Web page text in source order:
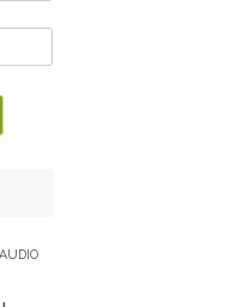
AUDIO